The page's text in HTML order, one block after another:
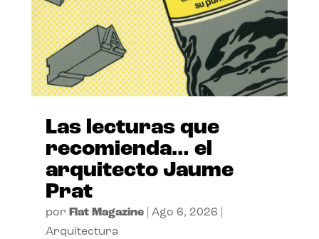
Las lecturas que
recomienda… el
arquitecto Jaume
Prat
por Flat Magazine| Ago 6, 2026
Arquitectura